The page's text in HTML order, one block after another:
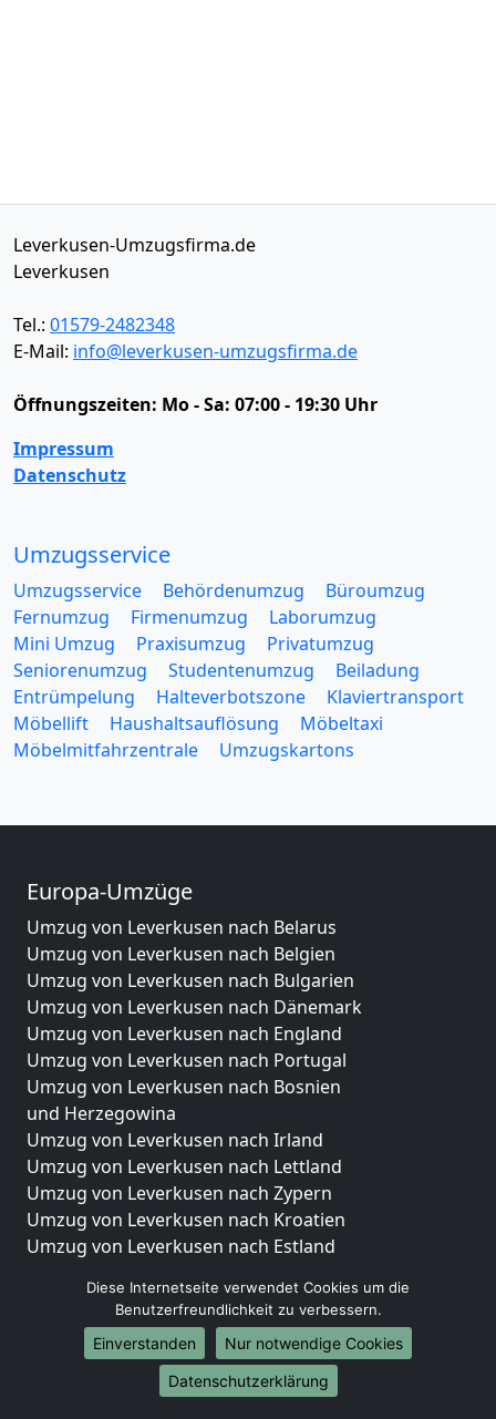
Leverkusen-Umzugsfirma.de
Leverkusen
Tel.: 01579-2482348
E-Mail: info@leverkusen-umzugsfirma.de
Öffnungszeiten: Mo - Sa: 07:00 - 19:30 Uhr
Impressum
Datenschutz
Umzugsservice
Umzugsservice Behördenumzug
Büroumzug
Fernumzug
Firmenumzug
Laborumzug
Mini Umzug
Praxisumzug
Privatumzug
Seniorenumzug
Studentenumzug
Beiladung
Entrümpelung
Halteverbotszone
Klaviertransport
Möbellift
Haushaltsauflösung
Möbeltaxi
Möbelmitfahrzentrale
Umzugskartons
Europa-Umzüge
Umzug von Leverkusen nach Belarus
Umzug von Leverkusen nach Belgien
Umzug von Leverkusen nach Bulgarien
Umzug von Leverkusen nach Dänemark
Umzug von Leverkusen nach England
Umzug von Leverkusen nach Portugal
Umzug von Leverkusen nach Bosnien
und Herzegowina
Umzug von Leverkusen nach Irland
Umzug von Leverkusen nach Lettland
Umzug von Leverkusen nach Zypern
Umzug von Leverkusen nach Kroatien
Umzug von Leverkusen nach Estland
Umzug von Leverkusen nach Frankreich
Umzug von Leverkusen nach Griechenland
Umzug von Leverkusen nach Italien
Umzug von Leverkusen nach Liechtenstein
Umzug von Leverkusen nach Luxemburg
Diese Internetseite verwendet Cookies um die
Benutzerfreundlichkeit zu verbessern.
Einverstanden
Nur notwendige Cookies
Datenschutzerklärung